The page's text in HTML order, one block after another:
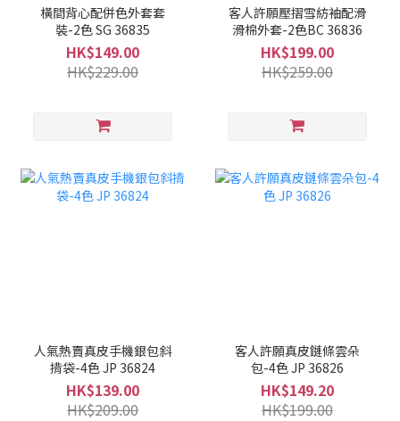
橫間背心配併色外套套
裝-2色 SG 36835
HK$149.00
HK$229.00
客人許願壓摺雪紡袖配滑
滑棉外套-2色BC 36836
HK$199.00
HK$259.00
人氣熱賣真皮手機銀包斜
揹袋-4色 JP 36824
HK$139.00
HK$209.00
客人許願真皮鏈條雲朵
包-4色 JP 36826
HK$149.20
HK$199.00